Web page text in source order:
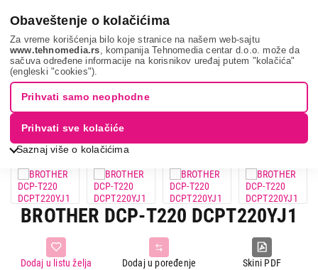
Obaveštenje o kolačićima
Za vreme korišćenja bilo koje stranice na našem web-sajtu
www.tehnomedia.rs , kompanija Tehnomedia centar d.o.o. može da
sačuva određene informacije na korisnikov uređaj putem "kolačića"
(engleski "cookies").
Saznaj više o kolačićima
Prihvati samo neophodne
Prihvati sve kolačiće
It & gaming Štampači Multifunkcijski štampači
Brother
dcp-t22...
BROTHER DCP-T220 DCPT220YJ1
Skini PDF
Dodaj u poređenje
Dodaj u listu želja